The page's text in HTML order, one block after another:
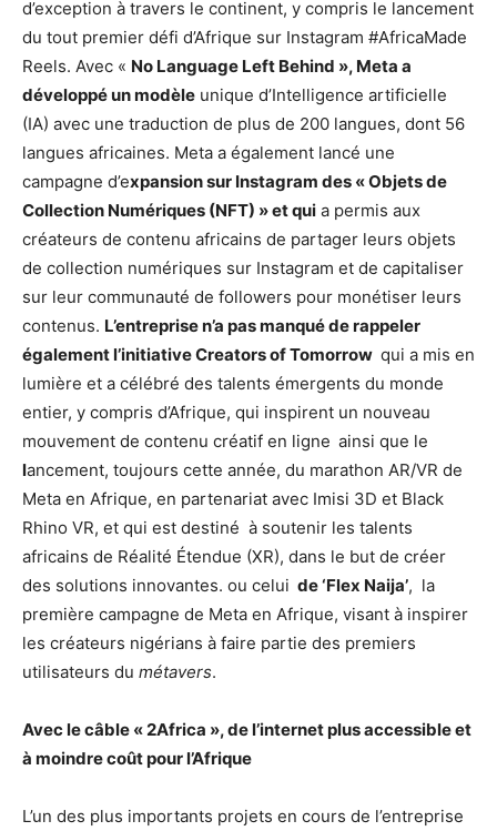
d’exception à travers le continent, y compris le lancement
du tout premier défi d’Afrique sur Instagram #AfricaMade
Reels. Avec « No Language Left Behind », Meta a
développé un modèle unique d’Intelligence artificielle
(IA) avec une traduction de plus de 200 langues, dont 56
langues africaines. Meta a également lancé une
campagne d’expansion sur Instagram des « Objets de
Collection Numériques (NFT) » et qui a permis aux
créateurs de contenu africains de partager leurs objets
de collection numériques sur Instagram et de capitaliser
sur leur communauté de followers pour monétiser leurs
contenus. L’entreprise n’a pas manqué de rappeler
également l’initiative Creators of Tomorrow qui a mis en
lumière et a célébré des talents émergents du monde
entier, y compris d’Afrique, qui inspirent un nouveau
mouvement de contenu créatif en ligne ainsi que le
lancement, toujours cette année, du marathon AR/VR de
Meta en Afrique, en partenariat avec Imisi 3D et Black
Rhino VR, et qui est destiné à soutenir les talents
africains de Réalité Étendue (XR), dans le but de créer
des solutions innovantes. ou celui de ‘Flex Naija’, la
première campagne de Meta en Afrique, visant à inspirer
les créateurs nigérians à faire partie des premiers
utilisateurs du métavers.
Avec le câble « 2Africa », de l’internet plus accessible et
à moindre coût pour l’Afrique
L’un des plus importants projets en cours de l’entreprise